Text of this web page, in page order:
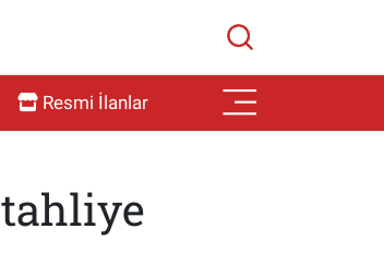
Resmi İlanlar